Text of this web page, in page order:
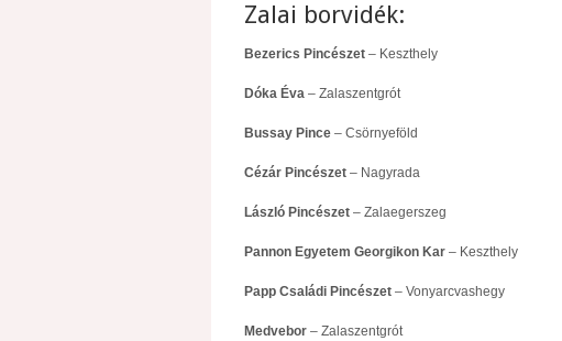
Zalai borvidék:
Bezerics Pincészet – Keszthely
Dóka Éva – Zalaszentgrót
Bussay Pince – Csörnyeföld
Cézár Pincészet – Nagyrada
László Pincészet – Zalaegerszeg
Pannon Egyetem Georgikon Kar – Keszthely
Papp Családi Pincészet – Vonyarcvashegy
Medvebor – Zalaszentgrót